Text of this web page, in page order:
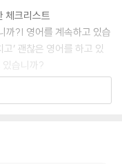
체크리스트
까?| 영어를 계속하고 있습
’ 괜찮은 영어를 하고 있
습니까?
를 끊어라
이상 물러설 수 없다| 마
면| 영어 불안증은 기회